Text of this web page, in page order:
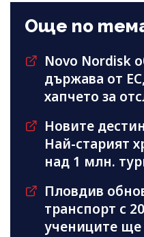
Още по
Novo Nordisk
държава от
хапчето за
Новите
Най-старият
над 1 млн.
Пловдив
транспорт с
учениците ще